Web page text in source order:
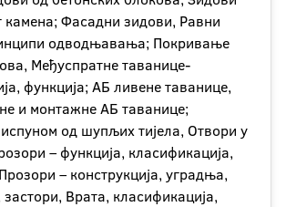
Фaсадни зидови, Равни
одводњавања; Покривање
Међуспратне таванице-
функција; АБ ливене таванице,
и монтажне АБ таванице;
од шупљих тијела, Отвори у
– функција, класификација,
– конструкција, уградња,
Врата, класификација,